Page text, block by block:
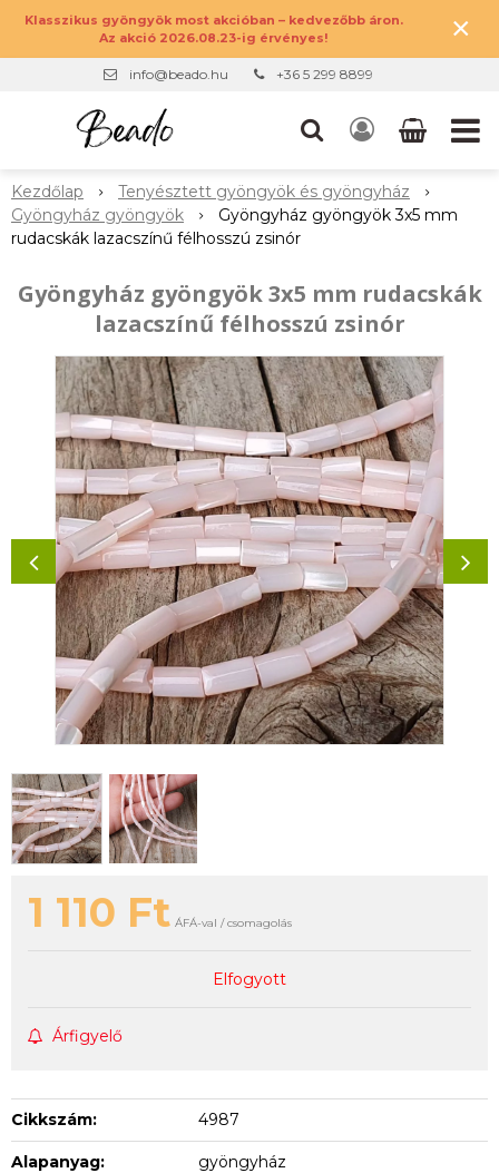
Klasszikus gyöngyök most akcióban – kedvezőbb áron.
Az akció 2026.08.23-ig érvényes!
×
info@beado.hu +36 5 299 8899
Kezdőlap
Tenyésztett gyöngyök és gyöngyház
Gyöngyház gyöngyök
Gyöngyház gyöngyök 3x5 mm
rudacskák lazacszínű félhosszú zsinór
Gyöngyház gyöngyök 3x5 mm rudacskák
lazacszínű félhosszú zsinór
1 110 Ft ÁFÁ-val / csomagolás
Elfogyott
Árfigyelő
Cikkszám: 4987
Alapanyag: gyöngyház